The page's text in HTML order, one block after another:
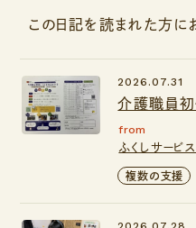
この日記を読まれた方に
介護職員
2026.07.31
from
ふくしサービ
複数の支援